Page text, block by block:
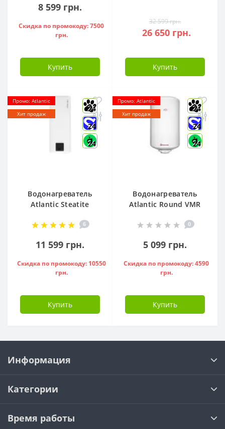
8 599 грн.
Скидка по промокоду: 7500
грн.
Купить
32 599 грн.
26 650 грн.
Купить
Промо: Atlantic
Хит продаж
24
24
24
Водонагреватель
Atlantic Steatite
1500W, - 841286
6
11 599 грн.
Скидка по промокоду: 10550
грн.
Купить
Промо: Atlantic
Хит продаж
24
24
24
Водонагреватель
Atlantic Round VMR
951136
0
5 099 грн.
Скидка по промокоду: 4590
грн.
Купить
Информация
Категории
Время работы